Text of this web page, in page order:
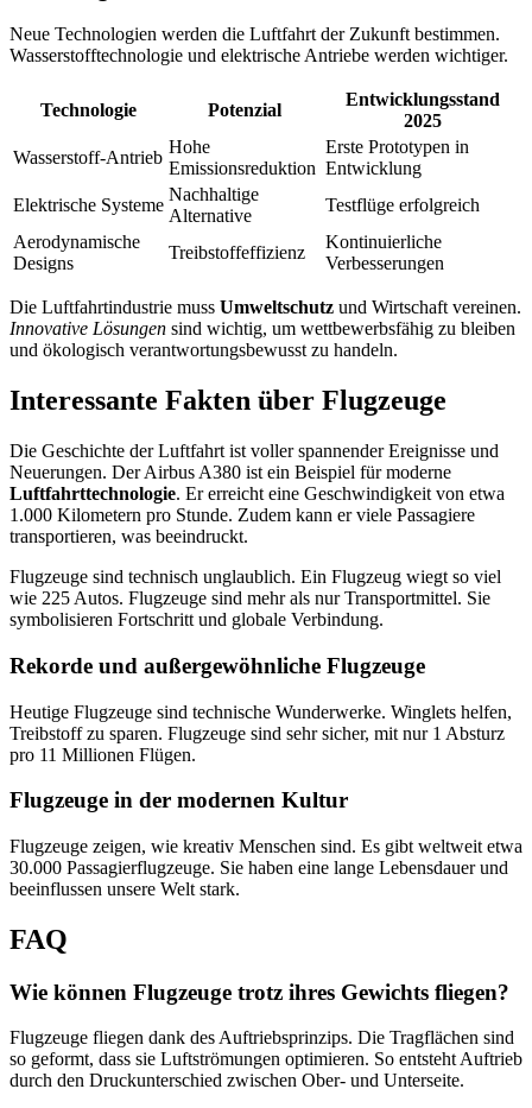
Neue Technologien werden die Luftfahrt der Zukunft bestimmen.
Wasserstofftechnologie und elektrische Antriebe werden wichtiger.
Technologie Potenzial
Entwicklungsstand
2025
Wasserstoff-Antrieb
Hohe
Emissionsreduktion
Erste Prototypen in
Entwicklung
Elektrische Systeme
Nachhaltige
Alternative
Testflüge erfolgreich
Aerodynamische
Designs
Treibstoffeffizienz
Kontinuierliche
Verbesserungen
Die Luftfahrtindustrie muss Umweltschutz und Wirtschaft vereinen.
Innovative Lösungen sind wichtig, um wettbewerbsfähig zu bleiben
und ökologisch verantwortungsbewusst zu handeln.
Interessante Fakten über Flugzeuge
Die Geschichte der Luftfahrt ist voller spannender Ereignisse und
Neuerungen. Der Airbus A380 ist ein Beispiel für moderne
Luftfahrttechnologie. Er erreicht eine Geschwindigkeit von etwa
1.000 Kilometern pro Stunde. Zudem kann er viele Passagiere
transportieren, was beeindruckt.
Flugzeuge sind technisch unglaublich. Ein Flugzeug wiegt so viel
wie 225 Autos. Flugzeuge sind mehr als nur Transportmittel. Sie
symbolisieren Fortschritt und globale Verbindung.
Rekorde und außergewöhnliche Flugzeuge
Heutige Flugzeuge sind technische Wunderwerke. Winglets helfen,
Treibstoff zu sparen. Flugzeuge sind sehr sicher, mit nur 1 Absturz
pro 11 Millionen Flügen.
Flugzeuge in der modernen Kultur
Flugzeuge zeigen, wie kreativ Menschen sind. Es gibt weltweit etwa
30.000 Passagierflugzeuge. Sie haben eine lange Lebensdauer und
beeinflussen unsere Welt stark.
FAQ
Wie können Flugzeuge trotz ihres Gewichts fliegen?
Flugzeuge fliegen dank des Auftriebsprinzips. Die Tragflächen sind
so geformt, dass sie Luftströmungen optimieren. So entsteht Auftrieb
durch den Druckunterschied zwischen Ober- und Unterseite.